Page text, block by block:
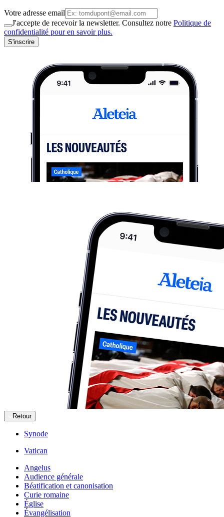
Votre adresse email
J'accepte de recevoir la newsletter. Consultez notre Politique de
confidentialité pour en savoir plus.
S'inscrire
Retour
Synode
Vatican
Angelus
Audience générale
Béatification et canonisation
Curie romaine
Église
Évangélisation